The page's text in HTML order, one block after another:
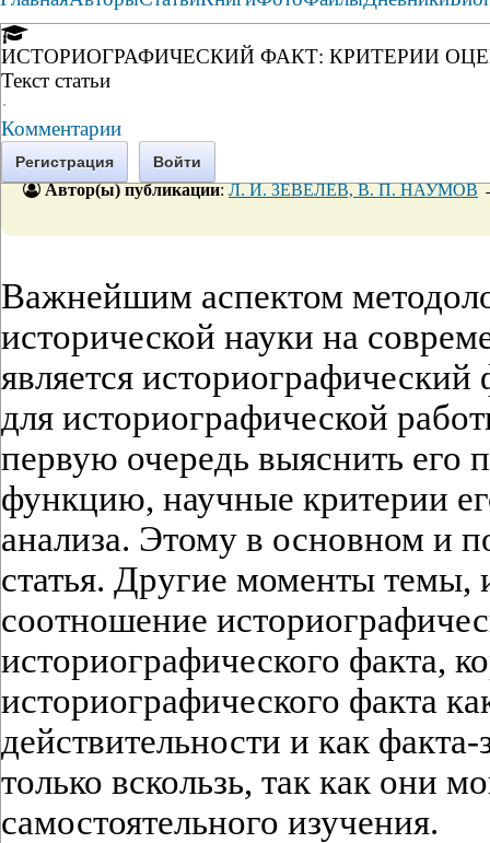
ИСТОРИОГРАФИЧЕСКИЙ ФАКТ: КРИТЕРИИ
Текст статьи
·
Комментарии
Регистрация Войти
Автор(ы) публикации:Л. И. ЗЕВЕЛЕВ, В. П. НАУМОВ
Важнейшим аспектом
исторической науки на
является
для историографической
первую очередь выяснить его
функцию, научные критерии
анализа. Этому в основном и
статья. Другие моменты темы,
соотношение
историографического факта,
историографического факта
действительности и как
только вскользь, так как они
самостоятельного изучения.